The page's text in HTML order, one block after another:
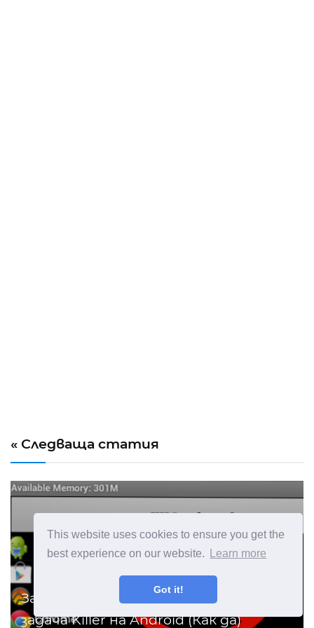
This website uses cookies to ensure you get the
best experience on our website.
Learn more
Got it!
« Следваща статия
Защо не трябва да използвате
задача Killer на Android (Как да)